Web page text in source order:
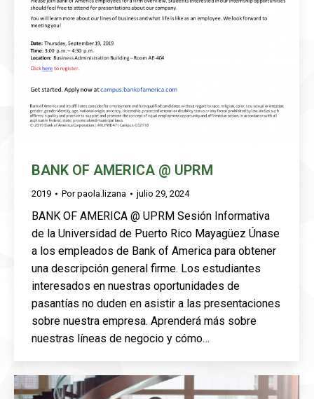
BANK OF AMERICA @ UPRM
2019 Porpaola.lizana julio 29, 2024
BANK OF AMERICA @ UPRM Sesión Informativa
de la Universidad de Puerto Rico Mayagüez Únase
a los empleados de Bank of America para obtener
una descripción general firme. Los estudiantes
interesados ​​en nuestras oportunidades de
pasantías no duden en asistir a las presentaciones
sobre nuestra empresa. Aprenderá más sobre
nuestras líneas de negocio y cómo…